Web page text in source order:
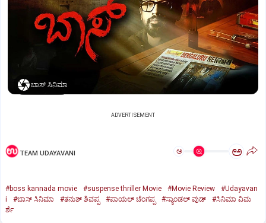
ಬಾಸ್‌ ಸಿನಿಮಾ
ADVERTISEMENT
TEAM UDAYAVANI ಅ ಅ
#boss kannada movie #suspense thriller Movie #Movie Review
#Udayavan
i
#ಬಾಸ್‌ ಸಿನಿಮಾ #ತನುಶ್‌ ಶಿವಪ್ಪ #ಪಾಯಲ್‌ ಚೆಂಗಪ್ಪ #ಸ್ಯಾಂಡಲ್‌ ವುಡ್‌
#ಸಿನಿಮಾ ವಿಮ
ರ್ಶೆ